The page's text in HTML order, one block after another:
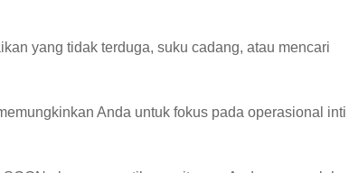
yang tidak terduga, suku cadang, atau mencari
Anda untuk fokus pada operasional inti